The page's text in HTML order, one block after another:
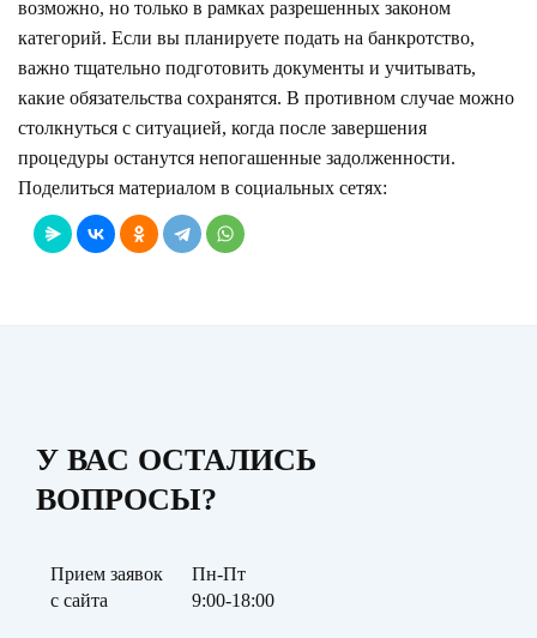
возможно, но только в рамках разрешенных законом
категорий. Если вы планируете подать на банкротство,
важно тщательно подготовить документы и учитывать,
какие обязательства сохранятся. В противном случае можно
столкнуться с ситуацией, когда после завершения
процедуры останутся непогашенные задолженности.
Поделиться материалом в социальных сетях:
У ВАС ОСТАЛИСЬ
ВОПРОСЫ?
Прием заявок
с сайта
Пн-Пт
9:00-18:00